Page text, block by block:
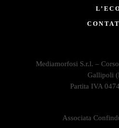
Mediamorfosi S.r.l. –
Gallipoli
Partita IVA
Associata